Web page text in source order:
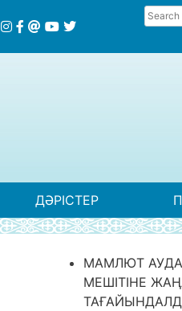
ДӘРІСТЕР
МАМЛЮТ
МЕШІТІНЕ